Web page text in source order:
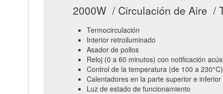
2000W / Circulación de Aire /
Termocirculación
Interior retroiluminado
Asador de pollos
Reloj (0 a 60 minutos) con notificación
Control de la temperatura (de 100 a 230°C)
Calentadores en la parte superior e
Luz de estado de funcionamiento